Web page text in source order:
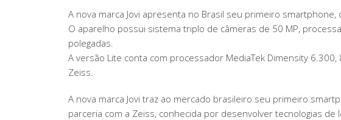
A nova marca Jovi apresenta no Brasil seu primeiro
O aparelho possui sistema triplo de câmeras de 50 MP,
polegadas.
A versão Lite conta com processador MediaTek Dimensity
Zeiss.
A nova marca Jovi traz ao mercado brasileiro seu primeiro
parceria com a Zeiss, conhecida por desenvolver tecnologias